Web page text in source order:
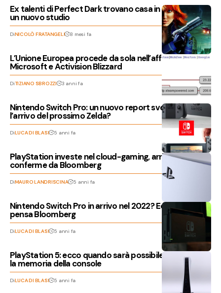
Ex talenti di Perfect Dark trovano casa in 2K: in arrivo
un nuovo studio
DiNICOLÒ FRATANGELI 8 mesi fa
L’Unione Europea procede da sola nell’affare tra
Microsoft e Activision Blizzard
DiTIZIANO SBROZZI 3 anni fa
Nintendo Switch Pro: un nuovo report svela il prezzo e
l’arrivo del prossimo Zelda?
DiLUCA DI BLASI 5 anni fa
PlayStation investe nel cloud-gaming, arrivano
conferme da Bloomberg
DiMAURO LANDRISCINA 5 anni fa
Nintendo Switch Pro in arrivo nel 2022? Ecco cosa ne
pensa Bloomberg
DiLUCA DI BLASI 5 anni fa
PlayStation 5: ecco quando sarà possibile espandere
la memoria della console
DiLUCA DI BLASI 5 anni fa